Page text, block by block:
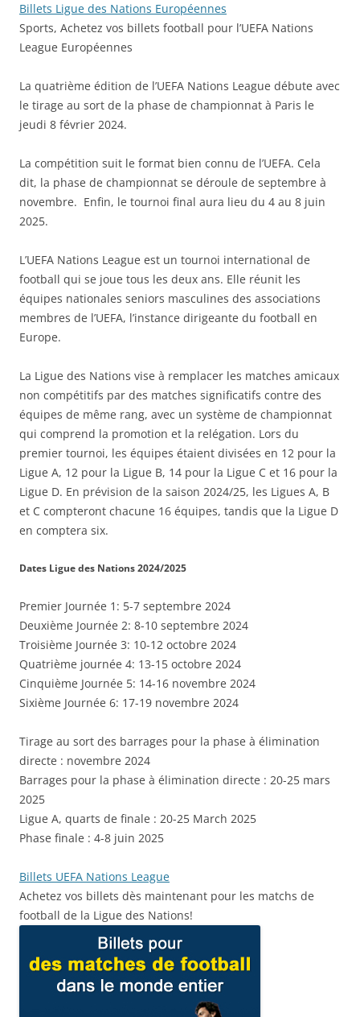
Billets Ligue des Nations Européennes
Sports, Achetez vos billets football pour l’UEFA Nations
League Européennes
La quatrième édition de l’UEFA Nations League débute avec
le tirage au sort de la phase de championnat à Paris le
jeudi 8 février 2024.
La compétition suit le format bien connu de l’UEFA. Cela
dit, la phase de championnat se déroule de septembre à
novembre. Enfin, le tournoi final aura lieu du 4 au 8 juin
2025.
L’UEFA Nations League est un tournoi international de
football qui se joue tous les deux ans. Elle réunit les
équipes nationales seniors masculines des associations
membres de l’UEFA, l’instance dirigeante du football en
Europe.
La Ligue des Nations vise à remplacer les matches amicaux
non compétitifs par des matches significatifs contre des
équipes de même rang, avec un système de championnat
qui comprend la promotion et la relégation. Lors du
premier tournoi, les équipes étaient divisées en 12 pour la
Ligue A, 12 pour la Ligue B, 14 pour la Ligue C et 16 pour la
Ligue D. En prévision de la saison 2024/25, les Ligues A, B
et C compteront chacune 16 équipes, tandis que la Ligue D
en comptera six.
Dates Ligue des Nations 2024/2025
Premier Journée 1: 5-7 septembre 2024
Deuxième Journée 2: 8-10 septembre 2024
Troisième Journée 3: 10-12 octobre 2024
Quatrième journée 4: 13-15 octobre 2024
Cinquième Journée 5: 14-16 novembre 2024
Sixième Journée 6: 17-19 novembre 2024
Tirage au sort des barrages pour la phase à élimination
directe : novembre 2024
Barrages pour la phase à élimination directe : 20-25 mars
2025
Ligue A, quarts de finale : 20-25 March 2025
Phase finale : 4-8 juin 2025
Billets UEFA Nations League
Achetez vos billets dès maintenant pour les matchs de
football de la Ligue des Nations!